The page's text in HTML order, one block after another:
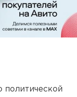
политической